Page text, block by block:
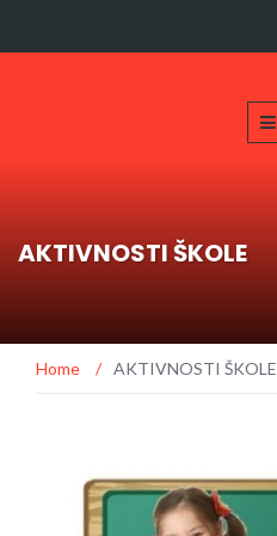
AKTIVNOSTI ŠKOLE
Home / AKTIVNOSTI ŠKOLE